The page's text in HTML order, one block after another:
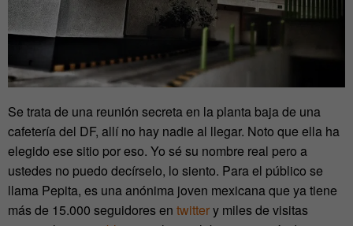
Se trata de una reunión secreta en la planta baja de una
cafetería del DF, allí no hay nadie al llegar. Noto que ella ha
elegido ese sitio por eso. Yo sé su nombre real pero a
ustedes no puedo decírselo, lo siento. Para el público se
llama Pepita, es una anónima joven mexicana que ya tiene
más de 15.000 seguidores en twittery miles de visitas